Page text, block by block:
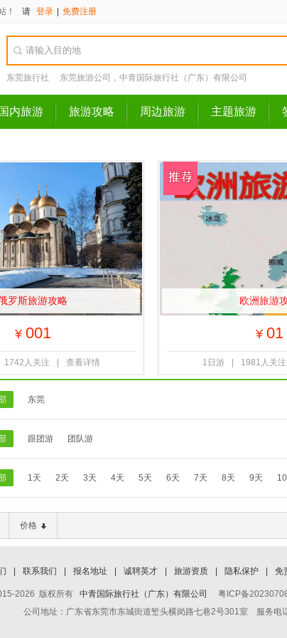
！ 请 登录 免费注册
东莞旅行社 东莞旅游公司，中青国际旅行社（广东）有限公司
国内旅游 旅游攻略 周边旅游 主题旅游
罗斯旅游攻略
¥ 001
1742人关注 查看详情
欧洲旅游
¥ 01
1日游 1981人关注
东莞
跟团游 团队游
1天 2天 3天 4天 5天 6天 7天 8天 9天
价格
联系我们 报名地址 诚聘英才 旅游资质 隐私保护 免
2026 版权所有 中青国际旅行社（广东）有限公司
粤ICP备
公司地址：广东省东莞市东城街道堑头横岗路七巷2号301室 服务电